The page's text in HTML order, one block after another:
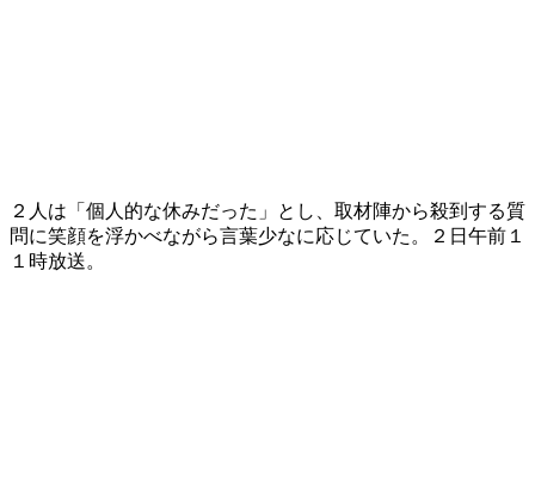
２人は「個人的な休みだった」とし、取材陣から殺到する質
問に笑顔を浮かべながら言葉少なに応じていた。２日午前１
１時放送。